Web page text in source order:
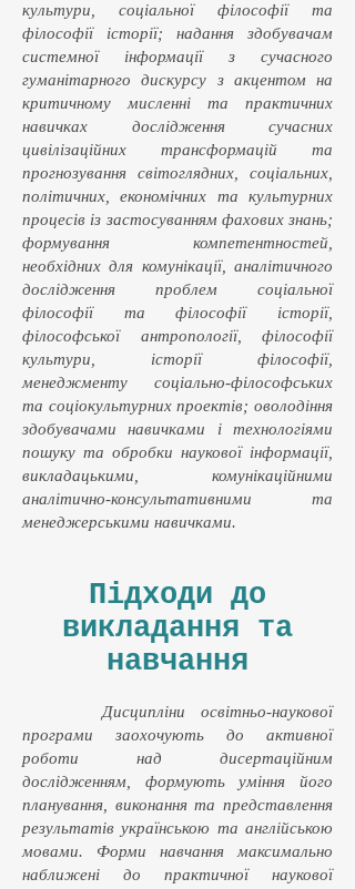
культури, соціальної філософії та
філософії історії; надання здобувачам
системної інформації з сучасного
гуманітарного дискурсу з акцентом на
критичному мисленні та практичних
навичках дослідження сучасних
цивілізаційних трансформацій та
прогнозування світоглядних, соціальних,
політичних, економічних та культурних
процесів із застосуванням фахових знань;
формування компетентностей,
необхідних для комунікації, аналітичного
дослідження проблем соціальної
філософії та філософії історії,
філософської антропології, філософії
культури, історії філософії,
менеджменту соціально-філософських
та соціокультурних проектів; оволодіння
здобувачами навичками і технологіями
пошуку та обробки наукової інформації,
викладацькими, комунікаційними
аналітично-консультативними та
менеджерськими навичками.
Підходи до
викладання та
навчання
Дисципліни освітньо-наукової
програми заохочують до активної
роботи над дисертаційним
дослідженням, формують уміння його
планування, виконання та представлення
результатів українською та англійською
мовами. Форми навчання максимально
наближені до практичної наукової